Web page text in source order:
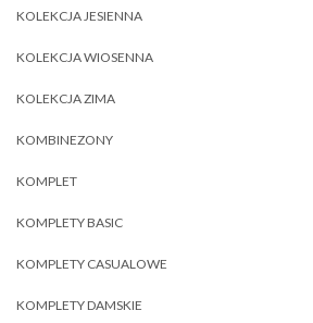
KOLEKCJA JESIENNA
KOLEKCJA WIOSENNA
KOLEKCJA ZIMA
KOMBINEZONY
KOMPLET
KOMPLETY BASIC
KOMPLETY CASUALOWE
KOMPLETY DAMSKIE